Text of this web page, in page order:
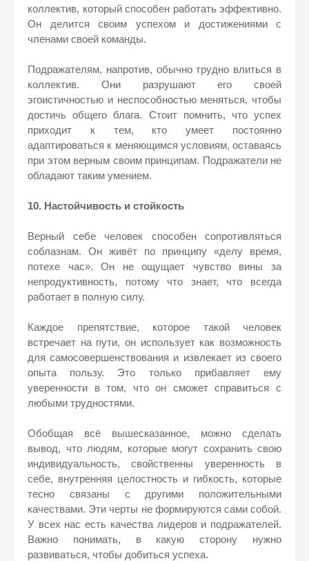
коллектив, который способен работать эффективно.
Он делится своим успехом и достижениями с
членами своей команды.
Подражателям, напротив, обычно трудно влиться в
коллектив. Они разрушают его своей
эгоистичностью и неспособностью меняться, чтобы
достичь общего блага. Стоит помнить, что успех
приходит к тем, кто умеет постоянно
адаптироваться к меняющимся условиям, оставаясь
при этом верным своим принципам. Подражатели не
обладают таким умением.
10. Настойчивость и стойкость
Верный себе человек способен сопротивляться
соблазнам. Он живёт по принципу «делу время,
потехе час». Он не ощущает чувство вины за
непродуктивность, потому что знает, что всегда
работает в полную силу.
Каждое препятствие, которое такой человек
встречает на пути, он использует как возможность
для самосовершенствования и извлекает из своего
опыта пользу. Это только прибавляет ему
уверенности в том, что он сможет справиться с
любыми трудностями.
Обобщая всё вышесказанное, можно сделать
вывод, что людям, которые могут сохранить свою
индивидуальность, свойственны уверенность в
себе, внутренняя целостность и гибкость, которые
тесно связаны с другими положительными
качествами. Эти черты не формируются сами собой.
У всех нас есть качества лидеров и подражателей.
Важно понимать, в какую сторону нужно
развиваться, чтобы добиться успеха.